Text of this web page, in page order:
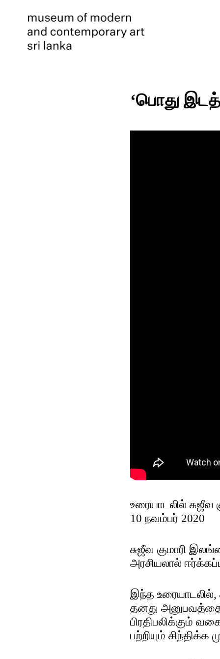
‘பொது
உரையாடலில் சுஜீவ
10 நவம்பர் 2020
சுஜீவ குமாரி
அரசியலால்
இந்த
தனது
பிரதிபலிக்கும்
பற்றியும் சிந்திக்க